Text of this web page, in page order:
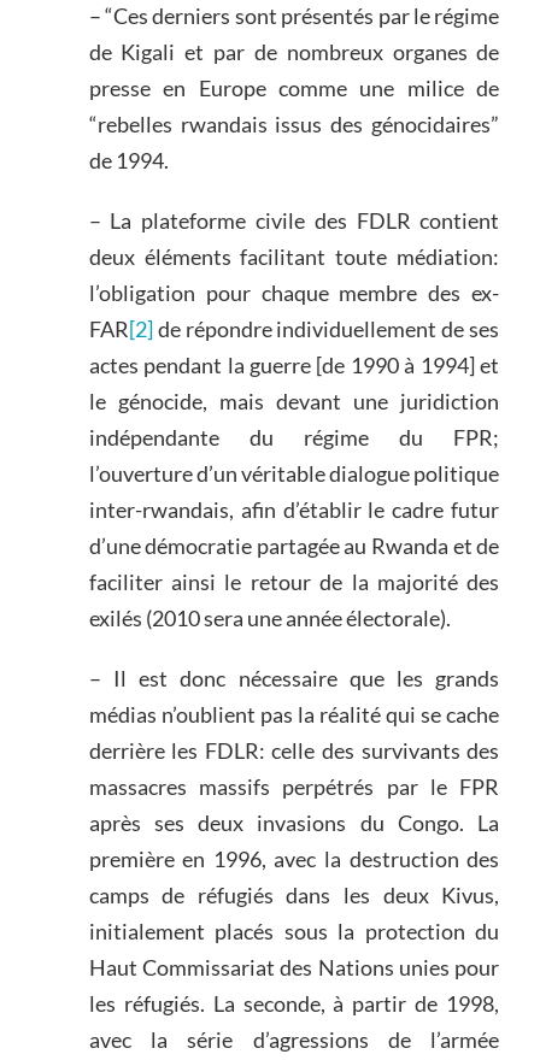
– “Ces derniers sont présentés par le régime
de Kigali et par de nombreux organes de
presse en Europe comme une milice de
“rebelles rwandais issus des génocidaires”
de 1994.
– La plateforme civile des FDLR contient
deux éléments facilitant toute médiation:
l’obligation pour chaque membre des ex-
FAR[2]de répondre individuellement de ses
actes pendant la guerre [de 1990 à 1994] et
le génocide, mais devant une juridiction
indépendante du régime du FPR;
l’ouverture d’un véritable dialogue politique
inter-rwandais, afin d’établir le cadre futur
d’une démocratie partagée au Rwanda et de
faciliter ainsi le retour de la majorité des
exilés (2010 sera une année électorale).
– Il est donc nécessaire que les grands
médias n’oublient pas la réalité qui se cache
derrière les FDLR: celle des survivants des
massacres massifs perpétrés par le FPR
après ses deux invasions du Congo. La
première en 1996, avec la destruction des
camps de réfugiés dans les deux Kivus,
initialement placés sous la protection du
Haut Commissariat des Nations unies pour
les réfugiés. La seconde, à partir de 1998,
avec la série d’agressions de l’armée